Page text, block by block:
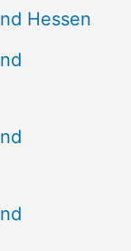
Hessen